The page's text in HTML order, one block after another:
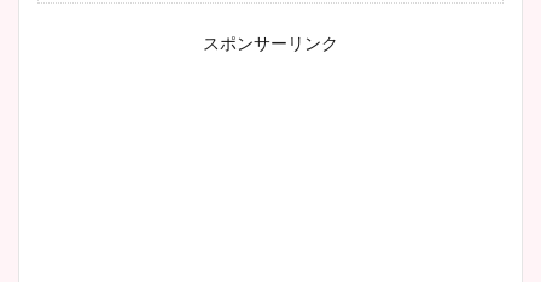
スポンサーリンク